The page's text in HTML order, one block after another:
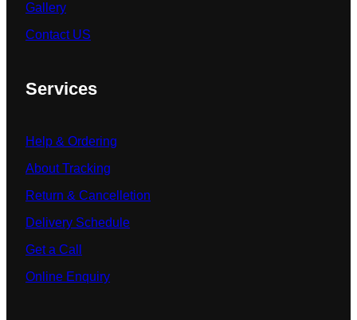
Gallery
Contact US
Services
Help & Ordering
About Tracking
Return & Cancelletion
Delivery Schedule
Get a Call
Online Enquiry